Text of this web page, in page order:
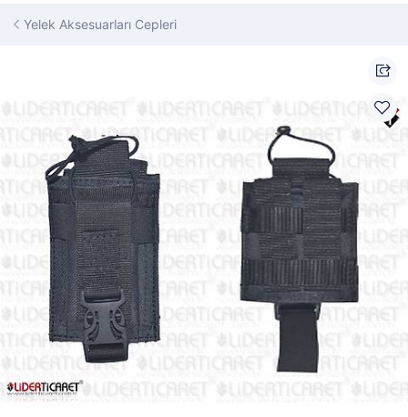
Yelek Aksesuarları Cepleri